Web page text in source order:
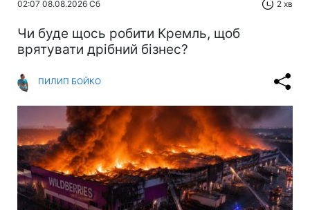
02:07 08.08.2026 Сб 2 хв
Чи буде щось робити Кремль, щоб
врятувати дрібний бізнес?
ПИЛИП БОЙКО